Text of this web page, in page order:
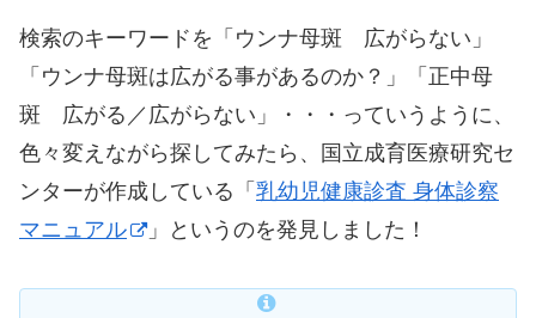
検索のキーワードを「ウンナ母斑 広がらない」
「ウンナ母斑は広がる事があるのか？」「正中母
斑 広がる／広がらない」・・・っていうように、
色々変えながら探してみたら、国立成育医療研究セ
ンターが作成している「 乳幼児健康診査 身体診察
マニュアル
」というのを発見しました！